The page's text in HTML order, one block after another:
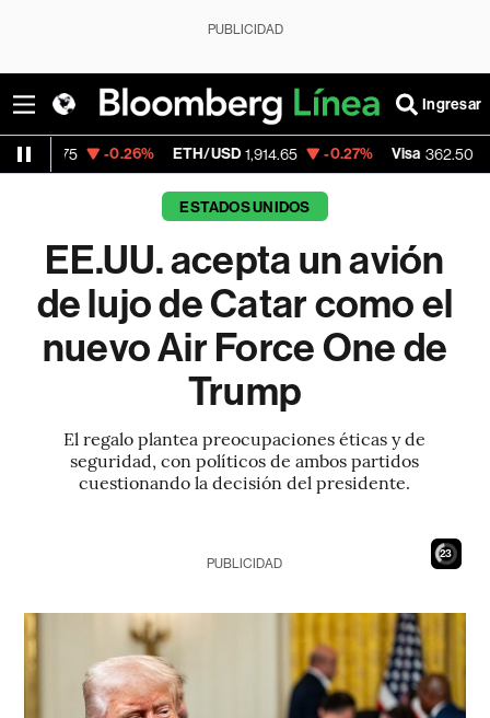
PUBLICIDAD
Ingresar
ETH/USD 1,914.65 -0.27% Visa 362.50 -2.15%
ESTADOS UNIDOS
EE.UU. acepta un avión
de lujo de Catar como el
nuevo Air Force One de
Trump
El regalo plantea preocupaciones éticas y de
seguridad, con políticos de ambos partidos
cuestionando la decisión del presidente.
22
PUBLICIDAD